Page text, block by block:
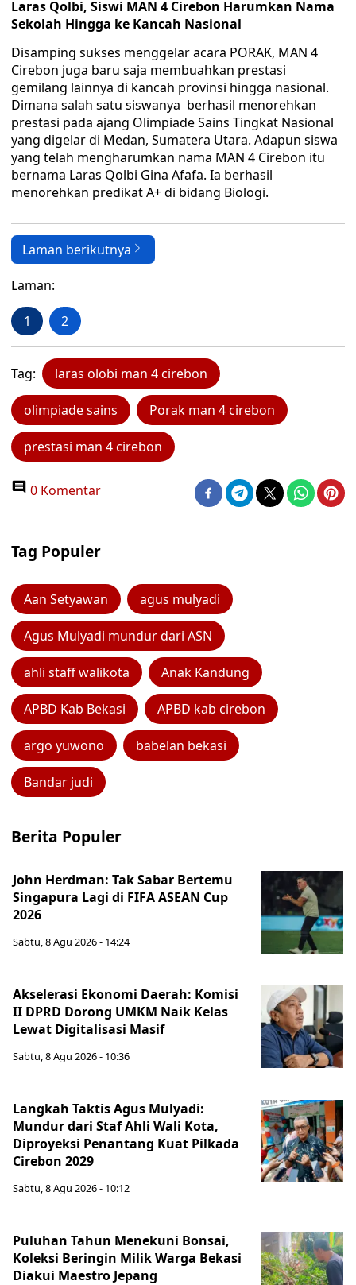
Laras Qolbi, Siswi MAN 4 Cirebon Harumkan Nama
Sekolah Hingga ke Kancah Nasional
Disamping sukses menggelar acara PORAK, MAN 4
Cirebon juga baru saja membuahkan prestasi
gemilang lainnya di kancah provinsi hingga nasional.
Dimana salah satu siswanya berhasil menorehkan
prestasi pada ajang Olimpiade Sains Tingkat Nasional
yang digelar di Medan, Sumatera Utara. Adapun siswa
yang telah mengharumkan nama MAN 4 Cirebon itu
bernama Laras Qolbi Gina Afafa. Ia berhasil
menorehkan predikat A+ di bidang Biologi.
Laman berikutnya
Laman:
1 2
Tag: laras olobi man 4 cirebon
olimpiade sains Porak man 4 cirebon
prestasi man 4 cirebon
0 Komentar
Tag Populer
Aan Setyawan agus mulyadi
Agus Mulyadi mundur dari ASN
ahli staff walikota Anak Kandung
APBD Kab Bekasi APBD kab cirebon
argo yuwono babelan bekasi
Bandar judi
Berita Populer
John Herdman: Tak Sabar Bertemu
Singapura Lagi di FIFA ASEAN Cup
2026
Sabtu, 8 Agu 2026 - 14:24
Akselerasi Ekonomi Daerah: Komisi
II DPRD Dorong UMKM Naik Kelas
Lewat Digitalisasi Masif
Sabtu, 8 Agu 2026 - 10:36
Langkah Taktis Agus Mulyadi:
Mundur dari Staf Ahli Wali Kota,
Diproyeksi Penantang Kuat Pilkada
Cirebon 2029
Sabtu, 8 Agu 2026 - 10:12
Puluhan Tahun Menekuni Bonsai,
Koleksi Beringin Milik Warga Bekasi
Diakui Maestro Jepang